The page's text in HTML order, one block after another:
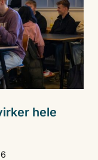
hele